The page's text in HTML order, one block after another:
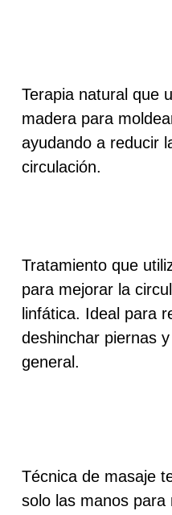
Terapia natural que
madera para
ayudando a reducir
circulación.
Tratamiento que
para mejorar la
linfática. Ideal para
deshinchar piernas
general.
Técnica de masaje
solo las manos para